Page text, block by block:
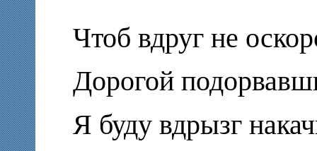
Чтоб вдруг не
Дорогой
Я буду вдрызг